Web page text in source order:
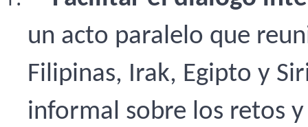
un acto paralelo que
Filipinas, Irak, Egipto y
informal sobre los retos